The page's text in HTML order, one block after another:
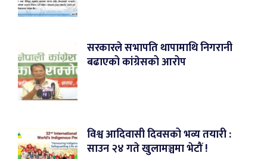
सरकारले सभापति थापामाथि निगरानी
बढाएको कांग्रेसको आरोप
विश्व आदिवासी दिवसको भव्य तयारी :
साउन २४ गते खुलामञ्चमा भेटौं !